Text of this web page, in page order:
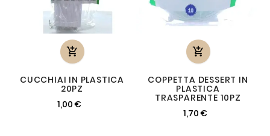

CUCCHIAI IN PLASTICA
20PZ
1,00 €

COPPETTA DESSERT IN
PLASTICA
TRASPARENTE 10PZ
1,70 €